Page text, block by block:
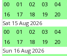
00
01 02 03 04
16
17 18 19 20
Sat 15 Aug 2026
00
01 02 03 04
16
17 18 19 20
Sun 16 Aug 2026